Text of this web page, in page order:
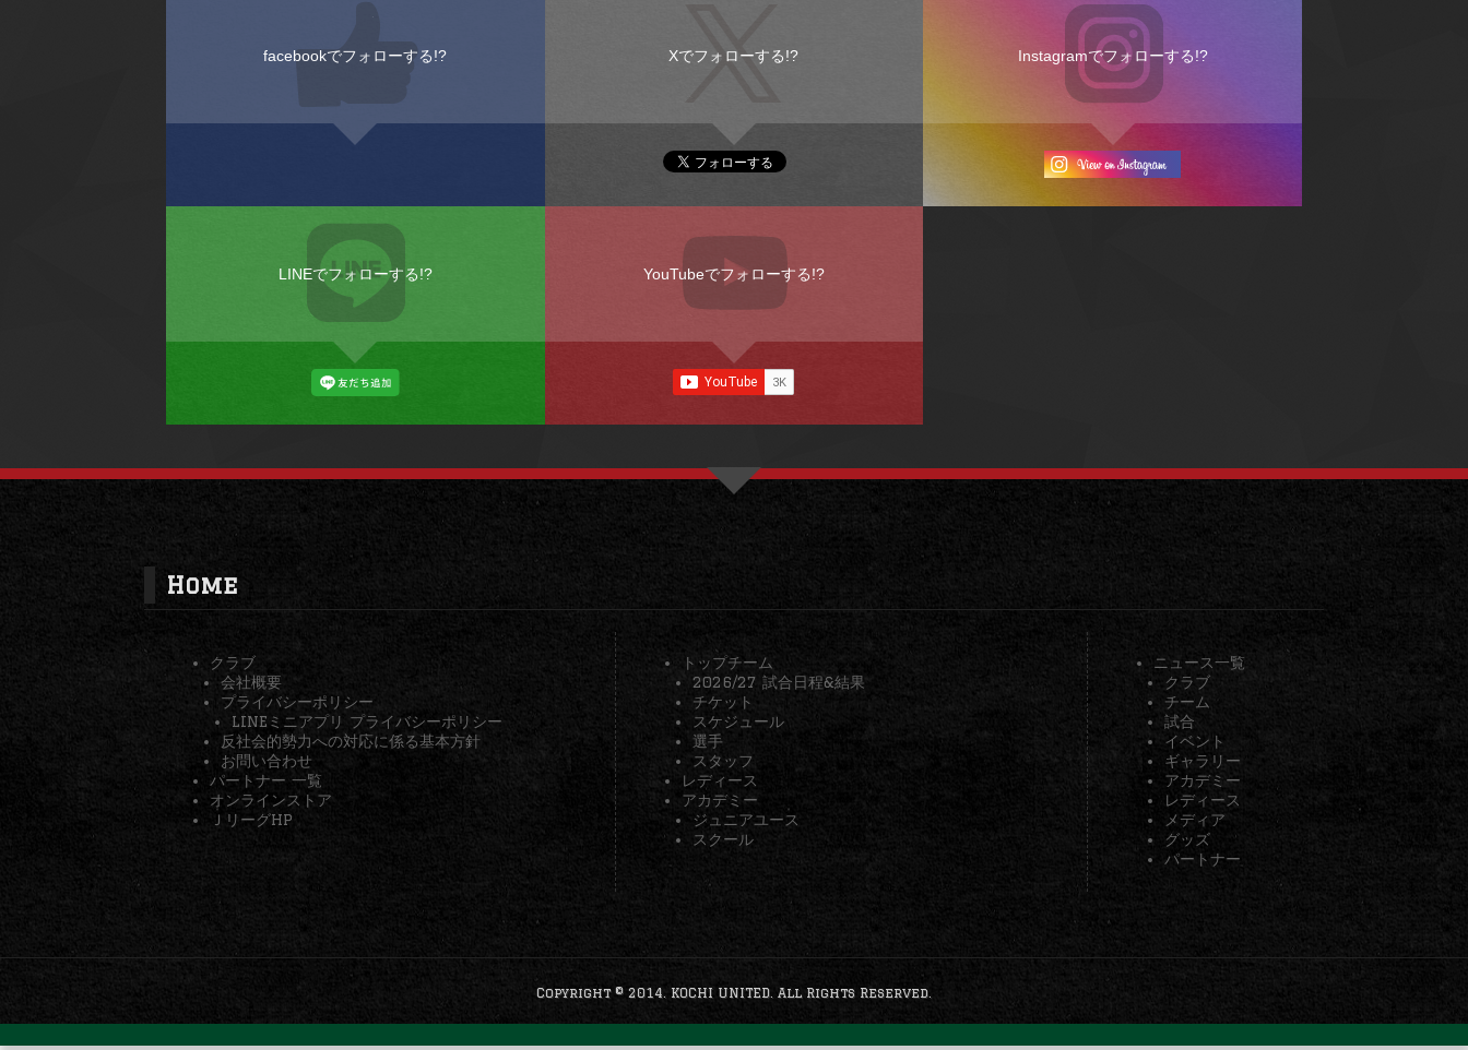
facebookでフォローする!? Xでフォローする!? Instagramでフォローする!?
LINEでフォローする!? YouTubeでフォローする!?
Home
クラブ
会社概要
プライバシーポリシー
LINEミニアプリ プライバシーポリシー
反社会的勢力への対応に係る基本方針
お問い合わせ
パートナー 一覧
オンラインストア
ＪリーグHP
トップチーム
2026/27 試合日程&結果
チケット
スケジュール
選手
スタッフ
レディース
アカデミー
ジュニアユース
スクール
ニュース一覧
クラブ
チーム
試合
イベント
ギャラリー
アカデミー
レディース
メディア
グッズ
パートナー
Copyright © 2014. KOCHI UNITED. All Rights Reserved.